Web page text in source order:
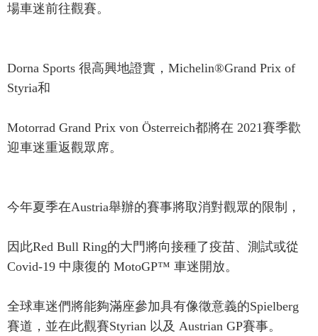
場車迷前往觀賽。
Dorna Sports 很高興地證實，Michelin®Grand Prix of
Styria和
Motorrad Grand Prix von Österreich都將在 2021賽季歡
迎車迷重返觀眾席。
今年夏季在Austria舉辦的賽事將取消對觀眾的限制，
因此Red Bull Ring的大門將向接種了疫苗、測試或從
Covid-19 中康復的 MotoGP™ 車迷開放。
全球車迷們將能夠滿座參加具有像徵意義的Spielberg
賽道，並在此觀賽Styrian 以及 Austrian GP賽事。